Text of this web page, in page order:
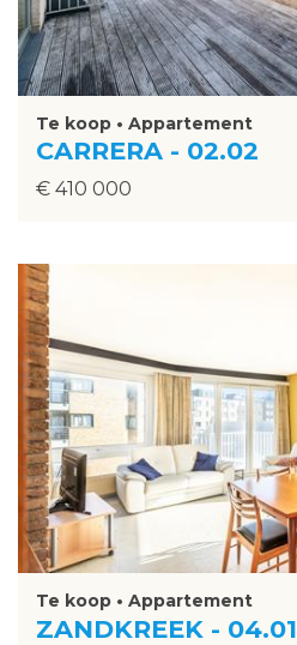
Te koop • Appartement
CARRERA - 02.02
€ 410 000
Te koop • Appartement
ZANDKREEK - 04.01